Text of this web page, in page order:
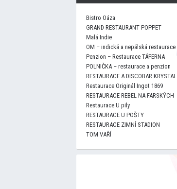
Bistro Oáza
GRAND RESTAURANT POPPET
Malá Indie
OM – indická a nepálská restaurace
Penzion – Restaurace TÁFERNA
POLNIČKA – restaurace a penzion
RESTAURACE A DISCOBAR KRYSTAL
Restaurace Originál Ingot 1869
RESTAURACE REBEL NA FARSKÝCH
Restaurace U pily
RESTAURACE U POŠTY
RESTAURACE ZIMNÍ STADION
TOM VAŘÍ